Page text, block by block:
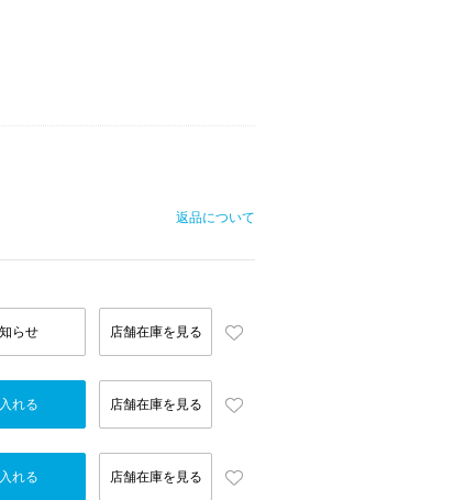
返品について
らせ 店舗在庫を見る
れる 店舗在庫を見る
れる 店舗在庫を見る